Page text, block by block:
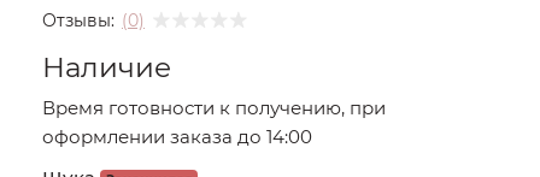
Отзывы: (0)
Наличие
Время готовности к получению, при
оформлении заказа до 14:00